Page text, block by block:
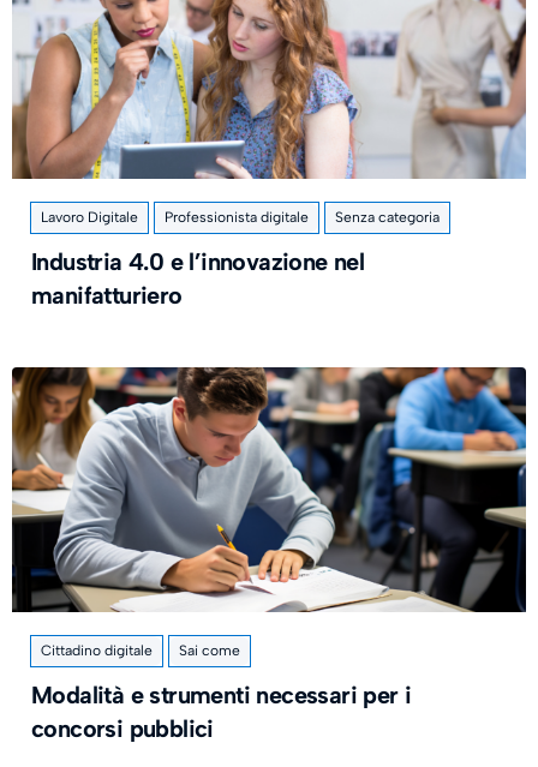
Lavoro Digitale Professionista digitale Senza categoria
Industria 4.0 e l’innovazione nel
manifatturiero
Cittadino digitale Sai come
Modalità e strumenti necessari per i
concorsi pubblici